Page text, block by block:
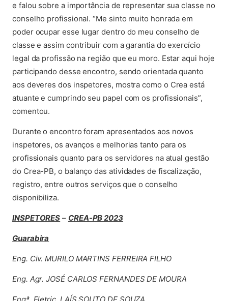
e falou sobre a importância de representar sua classe no
conselho profissional. “Me sinto muito honrada em
poder ocupar esse lugar dentro do meu conselho de
classe e assim contribuir com a garantia do exercício
legal da profissão na região que eu moro. Estar aqui hoje
participando desse encontro, sendo orientada quanto
aos deveres dos inspetores, mostra como o Crea está
atuante e cumprindo seu papel com os profissionais”,
comentou.
Durante o encontro foram apresentados aos novos
inspetores, os avanços e melhorias tanto para os
profissionais quanto para os servidores na atual gestão
do Crea-PB, o balanço das atividades de fiscalização,
registro, entre outros serviços que o conselho
disponibiliza.
INSPETORES – CREA-PB 2023
Guarabira
Eng. Civ. MURILO MARTINS FERREIRA FILHO
Eng. Agr. JOSÉ CARLOS FERNANDES DE MOURA